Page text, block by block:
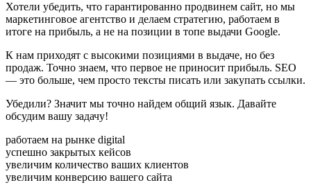
Хотели убедить, что гарантированно продвинем сайт, но мы
маркетинговое агентство и делаем стратегию, работаем в
итоге на прибыль, а не на позиции в топе выдачи Google.
К нам приходят с высокими позициями в выдаче, но без
продаж. Точно знаем, что первое не приносит прибыль. SEO
— это больше, чем просто тексты писать или закупать ссылки.
Убедили? Значит мы точно найдем общий язык. Давайте
обсудим вашу задачу!
работаем на рынке digital
успешно закрытых кейсов
увеличим количество ваших клиентов
увеличим конверсию вашего сайта